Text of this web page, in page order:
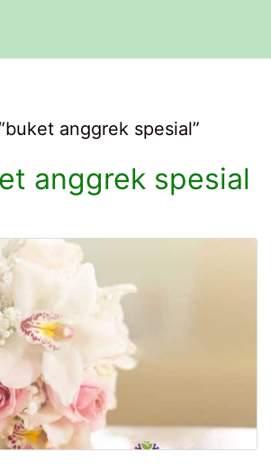
anggrek spesial”
anggrek spesial